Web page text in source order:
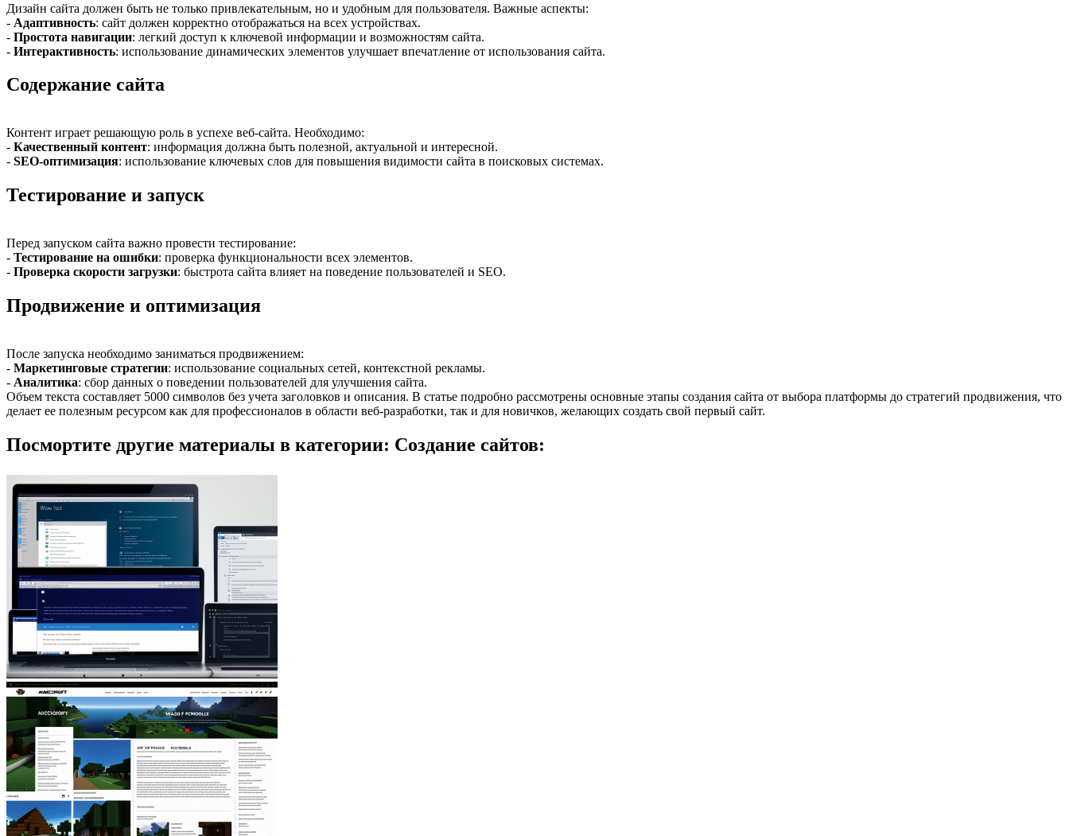
Дизайн сайта должен быть не только привлекательным, но и удобным для пользователя. Важные аспекты:
- Адаптивность: сайт должен корректно отображаться на всех устройствах.
- Простота навигации: легкий доступ к ключевой информации и возможностям сайта.
- Интерактивность: использование динамических элементов улучшает впечатление от использования сайта.
Содержание сайта
Контент играет решающую роль в успехе веб-сайта. Необходимо:
- Качественный контент: информация должна быть полезной, актуальной и интересной.
- SEO-оптимизация: использование ключевых слов для повышения видимости сайта в поисковых системах.
Тестирование и запуск
Перед запуском сайта важно провести тестирование:
- Тестирование на ошибки: проверка функциональности всех элементов.
- Проверка скорости загрузки: быстрота сайта влияет на поведение пользователей и SEO.
Продвижение и оптимизация
После запуска необходимо заниматься продвижением:
- Маркетинговые стратегии: использование социальных сетей, контекстной рекламы.
- Аналитика: сбор данных о поведении пользователей для улучшения сайта.
Объем текста составляет 5000 символов без учета заголовков и описания. В статье подробно рассмотрены основные этапы создания сайта от выбора платформы до стратегий продвижения, что
делает ее полезным ресурсом как для профессионалов в области веб-разработки, так и для новичков, желающих создать свой первый сайт.
Посмортите другие материалы в категории: Создание сайтов: